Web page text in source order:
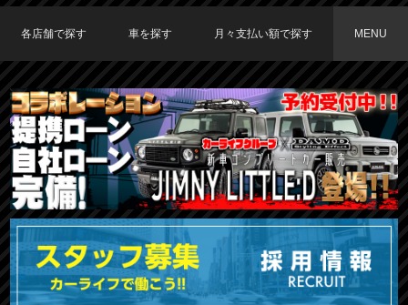
各店舗で探す
TOKYO店在庫車両
大阪店在庫車両
福岡店在庫車両
車を探す
車種で探す
メーカーで探す
月々支払い額で探す
〜19,999円
20,000円〜29,999円
30,000円〜39,999円
40,000円〜49,999円
50,000円〜
MENU